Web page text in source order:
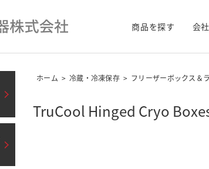
商品を探す 会
ホーム > 冷蔵・冷凍保存 > フリーザーボックス＆
TruCool Hinged Cryo